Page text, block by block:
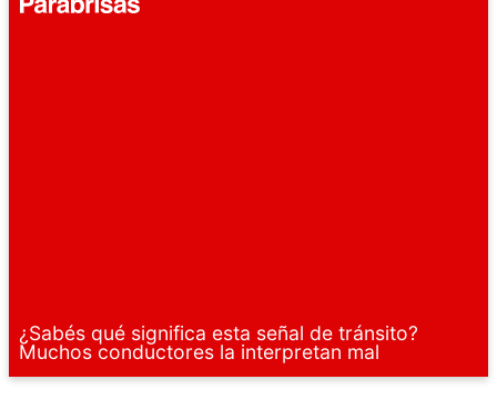
¿Sabés qué significa esta señal de tránsito?
Muchos conductores la interpretan mal